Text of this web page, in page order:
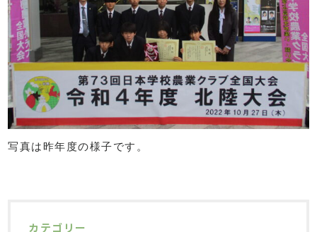
写真は昨年度の様子です。
カテゴリー